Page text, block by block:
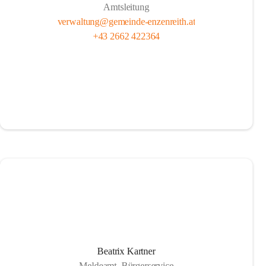
Amtsleitung
verwaltung@gemeinde-enzenreith.at
+43 2662 422364
Beatrix Kartner